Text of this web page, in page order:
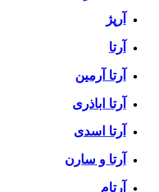
آرپژ
آرتا
آرتا آرمین
آرتا اباذری
آرتا اسدی
آرتا و سارن
آرتام